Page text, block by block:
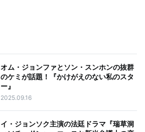
オム・ジョンファとソン・スンホンの抜群
のケミが話題！『かけがえのない私のスタ
ー』
2025.09.16
イ・ジョンソク主演の法廷ドラマ『瑞草洞